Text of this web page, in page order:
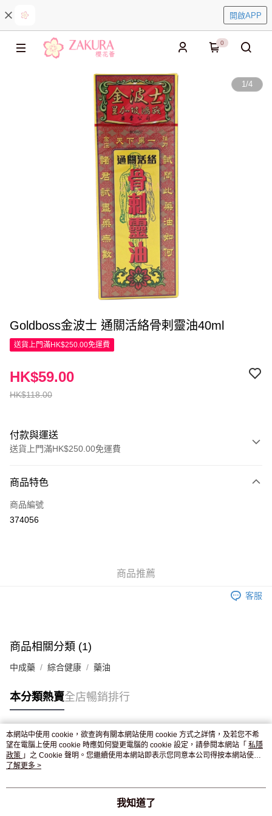
開啟APP
0
1/4
Goldboss金波士 通關活絡骨剌靈油40ml
送貨上門滿HK$250.00免運費
HK$118.00
HK$59.00
付款與運送
送貨上門滿HK$250.00免運費
信用卡
Apple Pay
付款後門市自取，訂單確認後2-4個工作天到店，7天內取。逾期後
商品特色
商品編號
374056
商品推薦
客服
商品相關分類 (1)
中成藥 綜合健康 藥油
本分類熱賣全店暢銷排行
熱門標籤
熱銷排行
本網站中使用 cookie，欲查詢有關本網站使用 cookie 方式之詳情，及若您不希
望在電腦上使用 cookie 時應如何變更電腦的 cookie 設定，請參閱本網站「 私隱
政策 」之 Cookie 聲明。您繼續使用本網站即表示您同意本公司得按本網站使用
條款之 Cookie 聲明使用 cookie。
了解更多 >
我知道了